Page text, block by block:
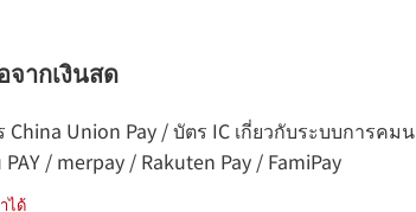
ากเงินสด
China Union Pay / บัตร IC เกี่ยวกับระบบการ
/ merpay / Rakuten Pay / FamiPay
ได้